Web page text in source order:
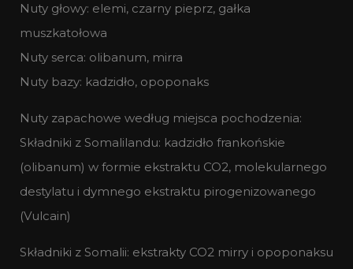
Nuty głowy: elemi, czarny pieprz, gałka
muszkatołowa
Nuty serca: olibanum, mirra
Nuty bazy: kadzidło, opoponaks
Nuty zapachowe według miejsca pochodzenia:
Składniki z Somalilandu: kadzidło frankońskie
(olibanum) w formie ekstraktu CO2, molekularnego
destylatu i dymnego ekstraktu pirogenizowanego
(Vulcain)
Składniki z Somalii: ekstrakty CO2 mirry i opoponaksu